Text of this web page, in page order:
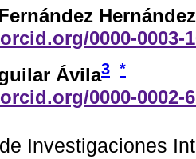
Hernández
0000-0003-
Ávila3 *
0000-0002-
Investigaciones